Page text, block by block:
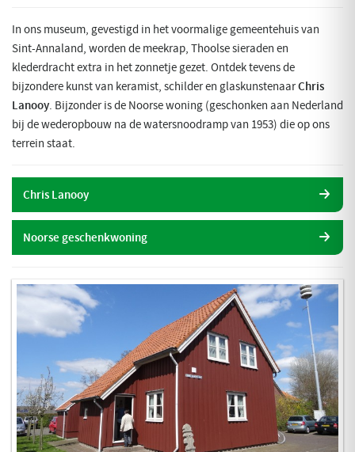
In ons museum, gevestigd in het voormalige gemeentehuis van
Sint-Annaland, worden de meekrap, Thoolse sieraden en
klederdracht extra in het zonnetje gezet. Ontdek tevens de
bijzondere kunst van keramist, schilder en glaskunstenaarChris
Lanooy. Bijzonder is de Noorse woning (geschonken aan Nederland
bij de wederopbouw na de watersnoodramp van 1953) die op ons
terrein staat.
Chris Lanooy
Noorse geschenkwoning